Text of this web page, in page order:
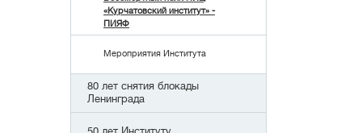
«Курчатовский институт» -
ПИЯФ
Мероприятия Института
80 лет снятия блокады
Ленинграда